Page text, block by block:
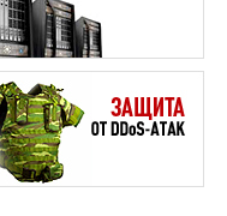
с
- OpenCart
с
PrestaShop
с